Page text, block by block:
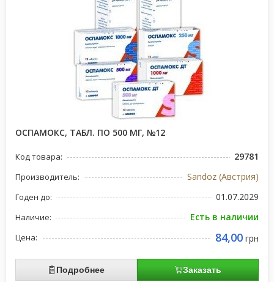
ОСПАМОКС, ТАБЛ. ПО 500 МГ, №12
Код товара: 29781
Производитель: Sandoz (Австрия)
Годен до: 01.07.2029
Наличие: Есть в наличии
Цена: 84,00 грн
Подробнее Заказать